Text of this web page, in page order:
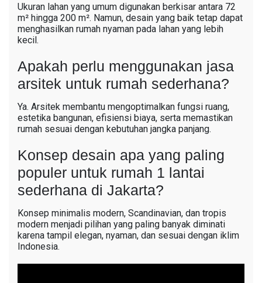
Ukuran lahan yang umum digunakan berkisar antara 72
m² hingga 200 m². Namun, desain yang baik tetap dapat
menghasilkan rumah nyaman pada lahan yang lebih
kecil.
Apakah perlu menggunakan jasa
arsitek untuk rumah sederhana?
Ya. Arsitek membantu mengoptimalkan fungsi ruang,
estetika bangunan, efisiensi biaya, serta memastikan
rumah sesuai dengan kebutuhan jangka panjang.
Konsep desain apa yang paling
populer untuk rumah 1 lantai
sederhana di Jakarta?
Konsep minimalis modern, Scandinavian, dan tropis
modern menjadi pilihan yang paling banyak diminati
karena tampil elegan, nyaman, dan sesuai dengan iklim
Indonesia.